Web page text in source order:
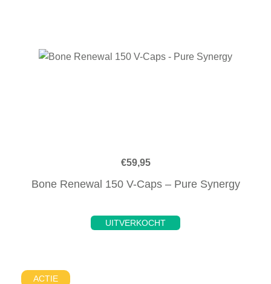
€59,95
Bone Renewal 150 V-Caps – Pure Synergy
UITVERKOCHT
ACTIE